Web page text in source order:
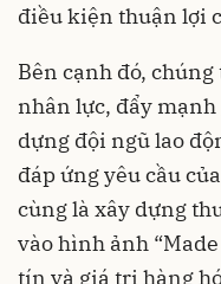
điều kiện thuận lợi
Bên cạnh đó,
nhân lực, đẩy mạnh
dựng đội ngũ lao
đáp ứng yêu cầu
cùng là xây dựng
vào hình ảnh
tín và giá trị hàng